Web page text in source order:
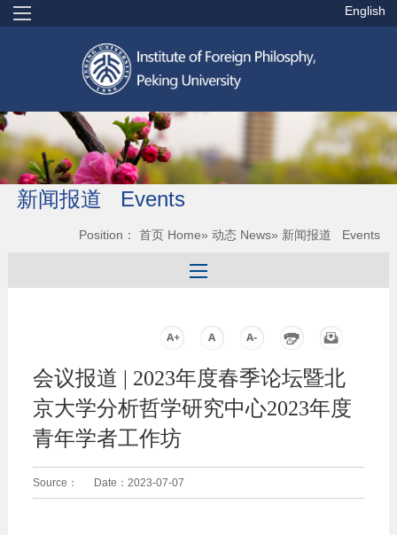
English
新闻报道 Events
Position：首页 Home»动态 News» 新闻报道 Events
会议报道 | 2023年度春季论坛暨北
京大学分析哲学研究中心2023年度
青年学者工作坊
Source： Date： 2023-07-07